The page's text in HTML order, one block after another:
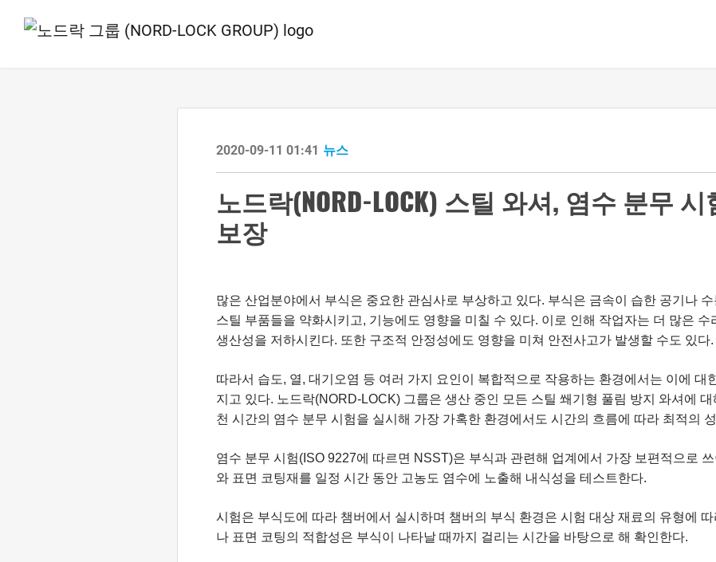
2020-09-11 01:41 뉴스
노드락(NORD-LOCK) 스틸 와셔, 염수 분무
보장
많은 산업분야에서 부식은 중요한 관심사로 부상하고 있다. 부식은 금속이 습한 공기나
스틸 부품들을 약화시키고, 기능에도 영향을 미칠 수 있다. 이로 인해 작업자는 더 많은 수
생산성을 저하시킨다. 또한 구조적 안정성에도 영향을 미쳐 안전사고가 발생할 수도 있다.
따라서 습도, 열, 대기오염 등 여러 가지 요인이 복합적으로 작용하는 환경에서는 이에 대
지고 있다. 노드락(NORD-LOCK) 그룹은 생산 중인 모든 스틸 쐐기형 풀림 방지 와셔에
천 시간의 염수 분무 시험을 실시해 가장 가혹한 환경에서도 시간의 흐름에 따라 최적의
염수 분무 시험(ISO 9227에 따르면 NSST)은 부식과 관련해 업계에서 가장 보편적으로
와 표면 코팅재를 일정 시간 동안 고농도 염수에 노출해 내식성을 테스트한다.
시험은 부식도에 따라 챔버에서 실시하며 챔버의 부식 환경은 시험 대상 재료의 유형에
나 표면 코팅의 적합성은 부식이 나타날 때까지 걸리는 시간을 바탕으로 해 확인한다.